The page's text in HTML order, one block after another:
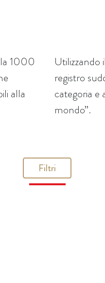
1000
alla
Utilizzando
registro
categoria e
mondo”.
Filtri